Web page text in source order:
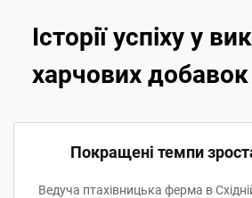
Історії успіху у
харчових
Покращені темпи
Ведуча птахівницька ферма в